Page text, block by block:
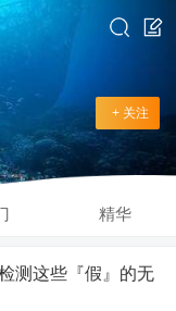
+ 关注
精华
测这些『假』的无